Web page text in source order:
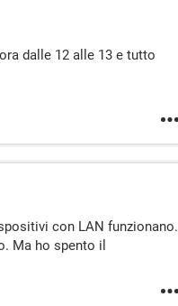
dalle 12 alle 13 e tutto
con LAN funzionano.
Ma ho spento il